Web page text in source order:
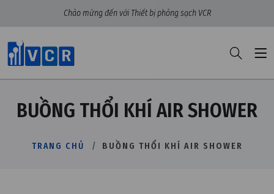
Chào mừng đến với Thiết bị phòng sạch VCR
BUỒNG THỔI KHÍ AIR SHOWER
TRANG CHỦ BUỒNG THỔI KHÍ AIR SHOWER